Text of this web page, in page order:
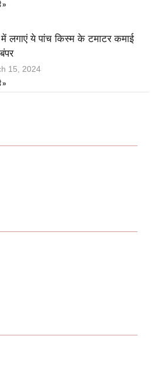
»
लगाएं ये पांच किस्म के टमाटर कमाई
15, 2024
»